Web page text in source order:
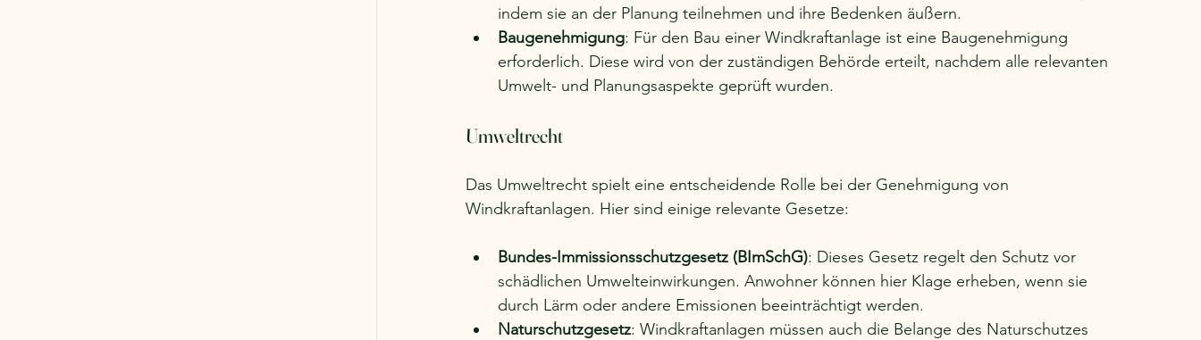
indem sie an der Planung teilnehmen und ihre Bedenken äußern.
Baugenehmigung: Für den Bau einer Windkraftanlage ist eine Baugenehmigung
erforderlich. Diese wird von der zuständigen Behörde erteilt, nachdem alle relevanten
Umwelt- und Planungsaspekte geprüft wurden.
Umweltrecht
Das Umweltrecht spielt eine entscheidende Rolle bei der Genehmigung von
Windkraftanlagen. Hier sind einige relevante Gesetze:
Bundes-Immissionsschutzgesetz (BImSchG): Dieses Gesetz regelt den Schutz vor
schädlichen Umwelteinwirkungen. Anwohner können hier Klage erheben, wenn sie
durch Lärm oder andere Emissionen beeinträchtigt werden.
Naturschutzgesetz: Windkraftanlagen müssen auch die Belange des Naturschutzes